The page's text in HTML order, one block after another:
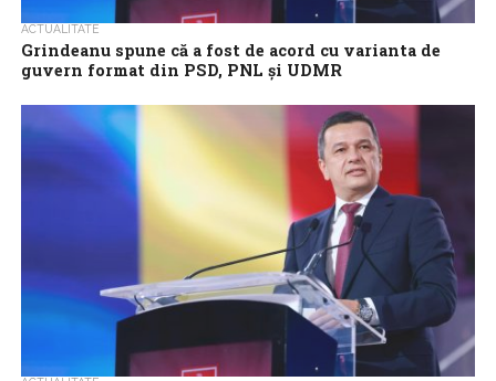
ACTUALITATE
Grindeanu spune că a fost de acord cu varianta de
guvern format din PSD, PNL și UDMR
acord la întâlnirea de la Palatul Cotroceni cu propunerea liderului
UDMR,...